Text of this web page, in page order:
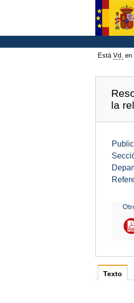
Está Vd. en
la
Texto